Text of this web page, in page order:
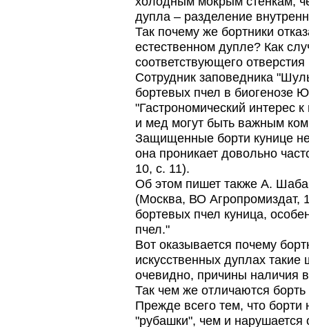
дупла – разделение
Так почему же бортники
естественном дупле? Как
соответствующего
Сотрудник заповедника
бортевых пчел в биогенозе
"Гастрономический интерес
и мед могут быть важным
Защищенные борти кунице
она проникает довольно
10, с. 11).
Об этом пишет также А.
(Москва, ВО Агропромиздат,
бортевых пчел куница,
пчел."
Вот оказывается почему
искусственных дуплах
очевидно, причины наличия
Так чем же отличаются
Прежде всего тем, что борти
"рубашки", чем и